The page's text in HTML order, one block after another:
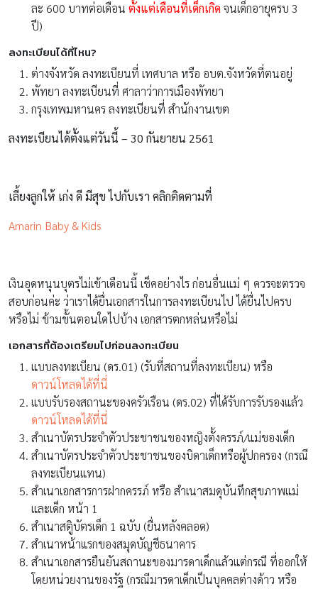
ละ 600 บาทต่อเดือน ตั้งแต่เดือนที่เด็กเกิด จนเด็กอายุครบ 3
ปี)
ลงทะเบียนได้ที่ไหน?
ต่างจังหวัด ลงทะเบียนที่ เทศบาล หรือ อบต.จังหวัดที่ตนอยู่
พัทยา ลงทะเบียนที่ ศาลาว่าการเมืองพัทยา
กรุงเทพมหานคร ลงทะเบียนที่ สำนักงานเขต
ลงทะเบียนได้ตั้งแต่วันนี้ – 30 กันยายน 2561
เลี้ยงลูกให้ เก่ง ดี มีสุข ไปกับเรา คลิกติดตามที่
Amarin Baby & Kids
เงินอุดหนุนบุตรไม่เข้าเดือนนี้ เช็คอย่างไร ก่อนอื่นแม่ ๆ ควรจะตรวจ
สอบก่อนค่ะ ว่าเราได้ยื่นเอกสารในการลงทะเบียนไป ได้ยื่นไปครบ
หรือไม่ ข้ามขั้นตอนใดไปบ้าง เอกสารตกหล่นหรือไม่
เอกสารที่ต้องเตรียมไปก่อนลงทะเบียน
แบบลงทะเบียน (ดร.01) (รับที่สถานที่ลงทะเบียน) หรือ
ดาวน์โหลดได้ที่นี่
แบบรับรองสถานะของครัวเรือน (ดร.02) ที่ได้รับการรับรองแล้ว
ดาวน์โหลดได้ที่นี่
สําเนาบัตรประจําตัวประชาชนของหญิงตั้งครรภ์/แม่ของเด็ก
สําเนาบัตรประจําตัวประชาชนของบิดาเด็กหรือผู้ปกครอง (กรณี
ลงทะเบียนแทน)
สําเนาเอกสารการฝากครรภ์ หรือ สําเนาสมดุบันทึกสุขภาพแม่
และเด็ก หน้า 1
สําเนาสตูิบัตรเด็ก 1 ฉบับ (ยื่นหลังคลอด)
สําเนาหน้าแรกของสมุดบัญชีธนาคาร
สําเนาเอกสารยืนยันสถานะของมารดาเด็กแล้วแต่กรณี ที่ออกให้
โดยหน่วยงานของรัฐ (กรณีมารดาเด็กเป็นบุคคลต่างด้าว หรือ